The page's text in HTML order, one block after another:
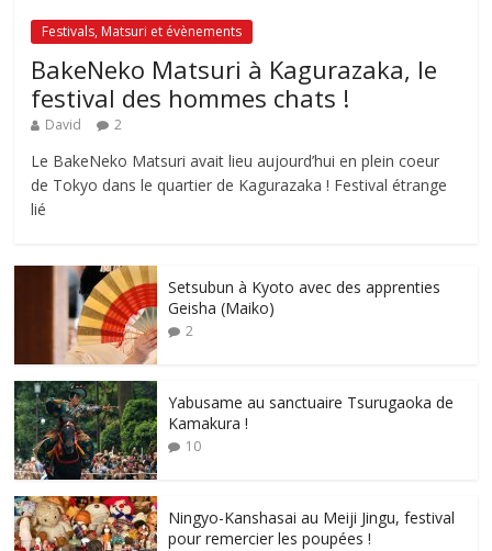
Festivals, Matsuri et évènements
BakeNeko Matsuri à Kagurazaka, le
festival des hommes chats !
David 2
Le BakeNeko Matsuri avait lieu aujourd’hui en plein coeur
de Tokyo dans le quartier de Kagurazaka ! Festival étrange
lié
Setsubun à Kyoto avec des apprenties
Geisha (Maiko)
2
Yabusame au sanctuaire Tsurugaoka de
Kamakura !
10
Ningyo-Kanshasai au Meiji Jingu, festival
pour remercier les poupées !